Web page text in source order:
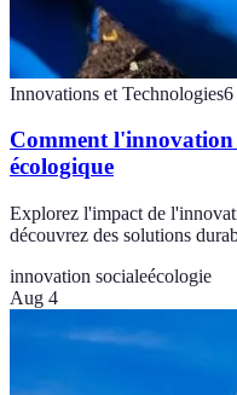
Innovations et Technologies6
Comment
écologique
Explorez l'impact de
découvrez des solutions
innovation socialeécologie
Aug 4